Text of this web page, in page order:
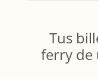
Tus
ferry de